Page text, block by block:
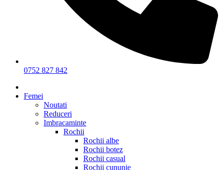
0752 827 842
Femei
Noutati
Reduceri
Imbracaminte
Rochii
Rochii albe
Rochii botez
Rochii casual
Rochii cununie